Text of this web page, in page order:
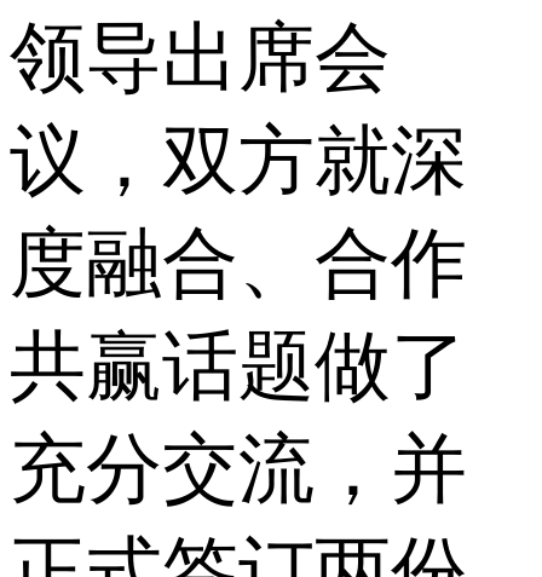
领导出席会
议，双方就深
度融合、合作
共赢话题做了
充分交流，并